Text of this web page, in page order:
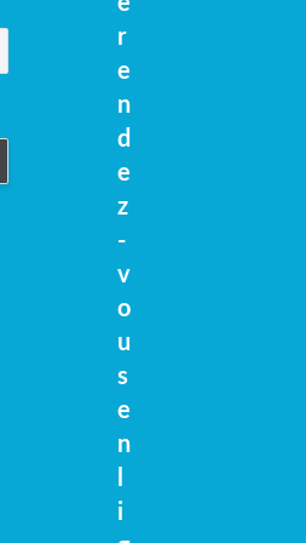
r
e
n
d
e
z
-
v
o
u
s
e
n
i